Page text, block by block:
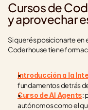
Cursos de
y aprovechar
Si querés posicionarte
Coderhouse tiene
Introducción a la
fundamentos detrás
Curso de AI Agents:
autónomos como el